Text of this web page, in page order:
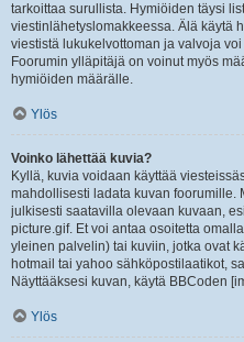
tarkoittaa surullista. Hymiöiden täysi
viestinlähetyslomakkeessa. Älä käytä
viestistä lukukelvottoman ja valvoja
Foorumin ylläpitäjä on voinut myös
hymiöiden määrälle.
Ylös
Voinko lähettää kuvia?
Kyllä, kuvia voidaan käyttää
mahdollisesti ladata kuvan foorumille.
julkisesti saatavilla olevaan kuvaan,
picture.gif. Et voi antaa osoitetta
yleinen palvelin) tai kuviin, jotka ovat
hotmail tai yahoo sähköpostilaatikot,
Näyttääksesi kuvan, käytä BBCoden
Ylös